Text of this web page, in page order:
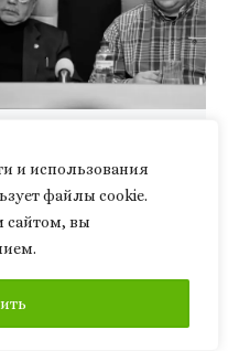
и использования
файлы cookie.
сайтом, вы
Каневский об Олеге
Мальцеве